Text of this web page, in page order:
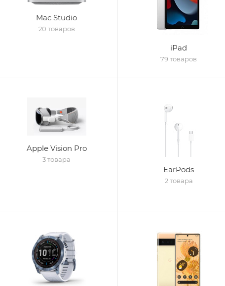
Mac Studio
20 товаров
iPad
79 товаров
Apple Vision Pro
3 товара
EarPods
2 товара